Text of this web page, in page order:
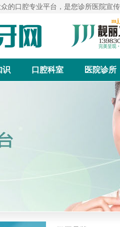
的口腔专业平台，是您诊所医院宣
识 口腔科室 医院诊所